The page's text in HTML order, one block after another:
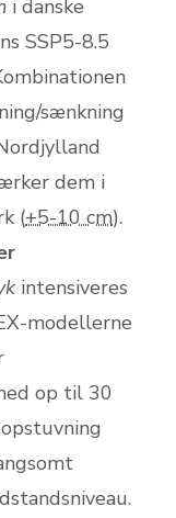
i danske
SSP5-8.5
sænkning
dem i
(+5-10 cm).
intensiveres
modellerne
op til 30